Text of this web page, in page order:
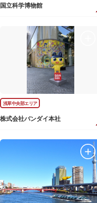
国立科学博物館
浅草中央部エリア
株式会社バンダイ本社